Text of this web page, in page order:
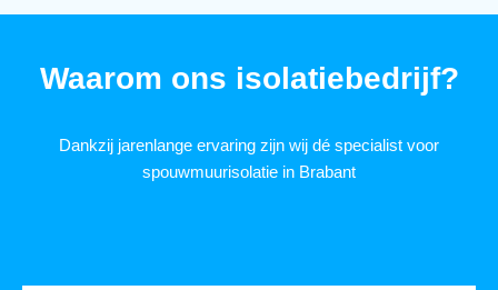
Waarom ons isolatiebedrijf?
Dankzij jarenlange ervaring zijn wij dé specialist voor
spouwmuurisolatie in Brabant